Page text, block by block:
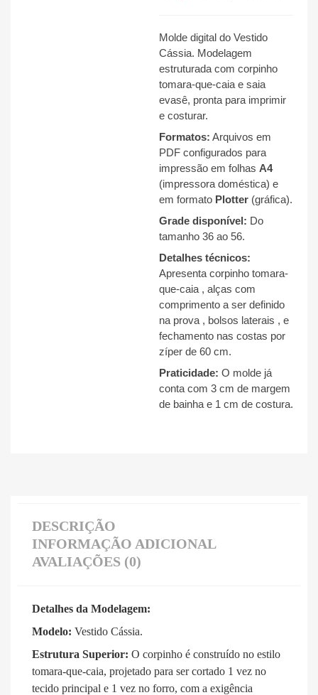
Molde digital do Vestido
Cássia. Modelagem
estruturada com corpinho
tomara-que-caia e saia
evasê, pronta para imprimir
e costurar.
Formatos: Arquivos em
PDF configurados para
impressão em folhas A4
(impressora doméstica) e
em formato Plotter (gráfica).
Grade disponível: Do
tamanho 36 ao 56.
Detalhes técnicos:
Apresenta corpinho tomara-
que-caia , alças com
comprimento a ser definido
na prova , bolsos laterais , e
fechamento nas costas por
zíper de 60 cm.
Praticidade: O molde já
conta com 3 cm de margem
de bainha e 1 cm de costura.
DESCRIÇÃO
INFORMAÇÃO ADICIONAL
AVALIAÇÕES (0)
Detalhes da Modelagem:
Modelo: Vestido Cássia.
Estrutura Superior: O corpinho é construído no estilo
tomara-que-caia, projetado para ser cortado 1 vez no
tecido principal e 1 vez no forro, com a exigência